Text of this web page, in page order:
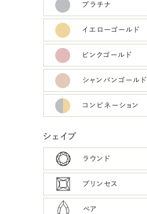
プラチナ
イエローゴールド
ピンクゴールド
シャンパンゴールド
コンビネーション
シェイプ
ラウンド
プリンセス
ペア